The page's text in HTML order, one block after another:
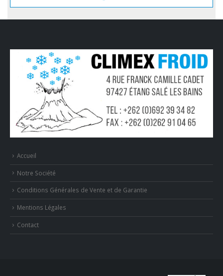
Accueil
Notre Société
Conditions Générales de Vente et de Garantie
Mentions Légales
Contact